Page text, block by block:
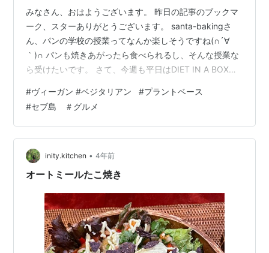
みなさん、おはようございます。 昨日の記事のブックマ
ーク、スターありがとうございます。 santa-bakingさ
ん、パンの学校の授業ってなんか楽しそうですね(∩´∀
｀)∩ パンも焼きあがったら食べられるし、そんな授業な
ら受けたいです。 さて、今週も平日はDIET IN A BOXで
いますね。 実は私はビーガンでよく出てくる豆類、ナッ
ツ類ってあまり好きではないんです💦 ですが、食べ慣れ
てきたこととうまく調理されているのでおいしく頂いて
います。 それで、この豆類ってビーガン食にとっては救
世主のような食材で、工夫して色々なメニューになって
出て来ま…
#ヴィーガン #ベジタリアン #プラントベース
#セブ島 ＃グルメ
inity.kitchen • 4年前
オートミールたこ焼き